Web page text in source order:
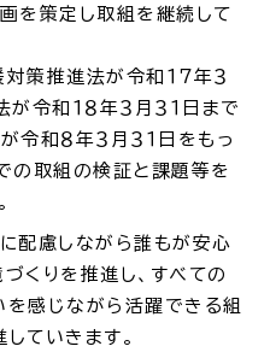
探
結婚・離婚
を策定し取組を継続して
策推進法が令和１７年３
令和１８年３月３１日まで
令和８年３月３１日をもっ
の取組の検証と課題等を
配慮しながら誰もが安心
くりを推進し、すべての
感じながら活躍できる組
ていきます。